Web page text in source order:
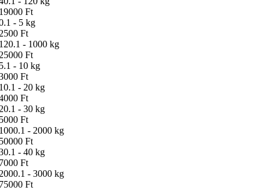
Ft
- 5 kg
Ft
- 1000 kg
Ft
- 10 kg
Ft
- 20 kg
Ft
- 30 kg
Ft
- 2000 kg
Ft
- 40 kg
Ft
- 3000 kg
Ft